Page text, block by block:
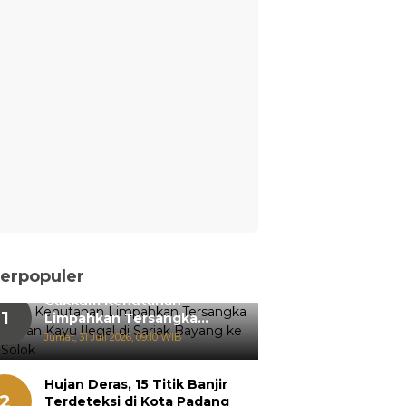
1
Gakkum Kehutanan
Limpahkan Tersangka
Pemanenan Kayu Ilegal di
Sariak Bayang ke Kejari
Jumat, 31 Juli 2026, 09:10 WIB
Hujan Deras, 15 Titik Banjir
Terdeteksi di Kota Padang